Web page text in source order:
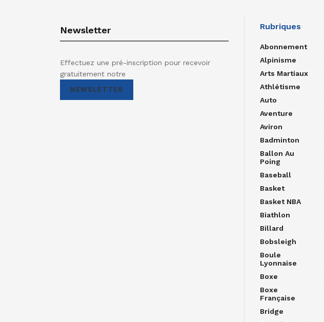
Newsletter
Effectuez une pré-inscription pour recevoir
gratuitement notre
NEWSLETTER
Rubriques
Abonnement
Alpinisme
Arts Martiaux
Athlétisme
Auto
Aventure
Aviron
Badminton
Ballon Au
Poing
Baseball
Basket
Basket NBA
Biathlon
Billard
Bobsleigh
Boule
Lyonnaise
Boxe
Boxe
Française
Bridge